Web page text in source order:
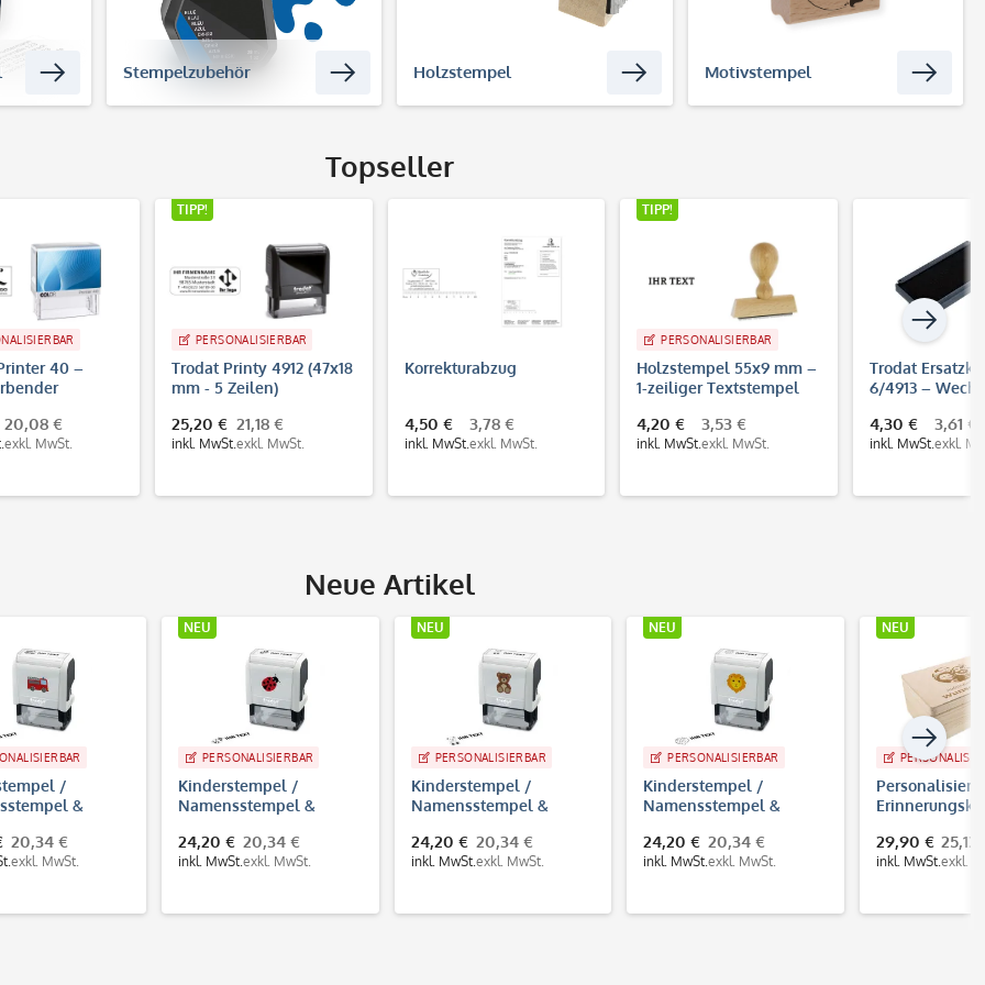
Stempelzubehör Holzstempel Motivstempel
Topseller
PERSONALISIERBAR
Trodat Printy 4912 (47x18
inkl. MwSt.
21,18 €
exkl. MwSt.
Korrekturabzug
inkl. MwSt.
3,78 €
exkl. MwSt.
PERSONALISIERBAR
Holzstempel 55x9 mm –
1-zeiliger Textstempel
inkl. MwSt.
3,53 €
exkl. MwSt.
Trodat Ersatzkissen
6/4913 – Wechselkissen
inkl. MwSt. exkl. MwSt.
Neue Artikel
PERSONALISIERBAR
Kinderstempel /
Namensstempel &
"Marienkäfer" Trodat
Printy 4912
24,20 €
inkl. MwSt.
20,34 €
exkl. MwSt.
PERSONALISIERBAR
Kinderstempel /
Namensstempel &
Trodat Printy 4912
24,20 €
inkl. MwSt.
20,34 €
exkl. MwSt.
PERSONALISIERBAR
Kinderstempel /
Namensstempel &
Trodat Printy 4912
24,20 €
inkl. MwSt.
20,34 €
exkl. MwSt.
PERSONALISIERBAR
Personalisierte
Erinnerungskiste aus
29,90 €
inkl. MwSt.
25,13 €
exkl. MwSt.